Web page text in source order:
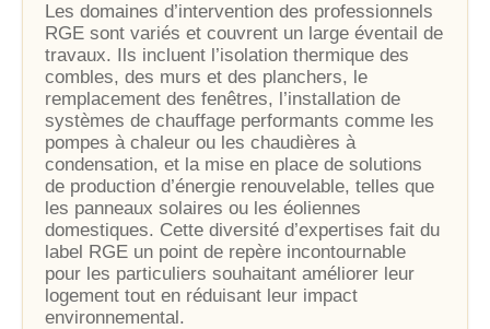
Les domaines d’intervention des professionnels
RGE sont variés et couvrent un large éventail de
travaux. Ils incluent l’isolation thermique des
combles, des murs et des planchers, le
remplacement des fenêtres, l’installation de
systèmes de chauffage performants comme les
pompes à chaleur ou les chaudières à
condensation, et la mise en place de solutions
de production d’énergie renouvelable, telles que
les panneaux solaires ou les éoliennes
domestiques. Cette diversité d’expertises fait du
label RGE un point de repère incontournable
pour les particuliers souhaitant améliorer leur
logement tout en réduisant leur impact
environnemental.